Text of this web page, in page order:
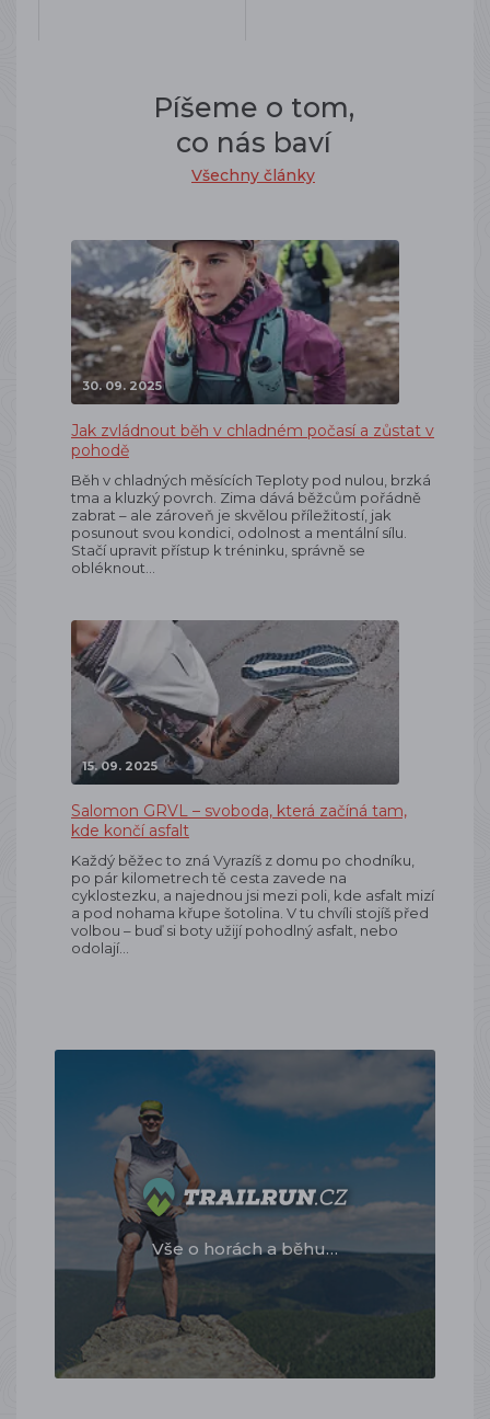
Píšeme o tom,
co nás baví
Všechny články
30. 09. 2025
Jak zvládnout běh v chladném počasí a zůstat v
pohodě
Běh v chladných měsících Teploty pod nulou, brzká
tma a kluzký povrch. Zima dává běžcům pořádně
zabrat – ale zároveň je skvělou příležitostí, jak
posunout svou kondici, odolnost a mentální sílu.
Stačí upravit přístup k tréninku, správně se
obléknout…
15. 09. 2025
Salomon GRVL – svoboda, která začíná tam,
kde končí asfalt
Každý běžec to zná Vyrazíš z domu po chodníku,
po pár kilometrech tě cesta zavede na
cyklostezku, a najednou jsi mezi poli, kde asfalt mizí
a pod nohama křupe šotolina. V tu chvíli stojíš před
volbou – buď si boty užijí pohodlný asfalt, nebo
odolají…
Vše o horách a běhu…